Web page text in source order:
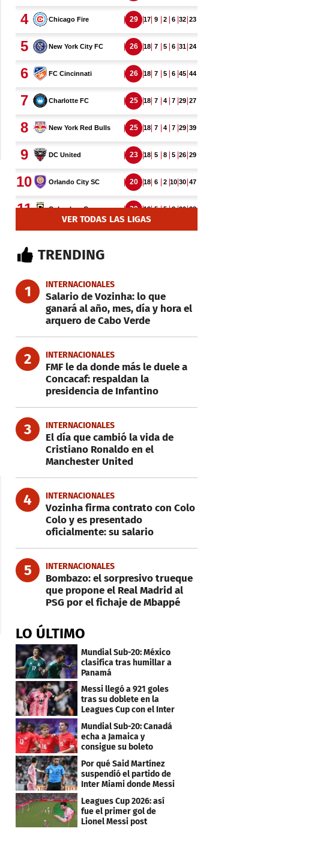
VER TODAS LAS LIGAS
TRENDING
1 INTERNACIONALES
Salario de Vozinha: lo que
ganará al año, mes, día y hora el
arquero de Cabo Verde
2 INTERNACIONALES
FMF le da donde más le duele a
Concacaf: respaldan la
presidencia de Infantino
3 INTERNACIONALES
El día que cambió la vida de
Cristiano Ronaldo en el
Manchester United
4 INTERNACIONALES
Vozinha firma contrato con Colo
Colo y es presentado
oficialmente: su salario
5 INTERNACIONALES
Bombazo: el sorpresivo trueque
que propone el Real Madrid al
PSG por el fichaje de Mbappé
LO ÚLTIMO
Mundial Sub-20: México
clasifica tras humillar a
Panamá
Messi llegó a 921 goles
tras su doblete en la
Leagues Cup con el Inter
Miami
Mundial Sub-20: Canadá
echa a Jamaica y
consigue su boleto
Por qué Said Martínez
suspendió el partido de
Inter Miami donde Messi
Leagues Cup 2026: así
fue el primer gol de
Lionel Messi post